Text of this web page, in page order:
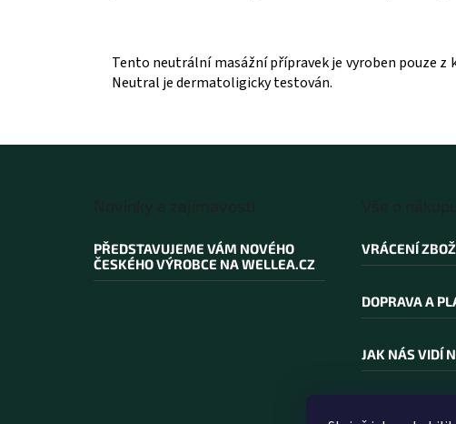
Tento neutrální masážní přípravek je vyroben pouze
Neutral je dermatoligicky testován.
PŘEDSTAVUJEME VÁM NOVÉHO
ČESKÉHO VÝROBCE NA WELLEA.CZ
VRÁCENÍ
DOPRAVA A
JAK NÁS VIDÍ